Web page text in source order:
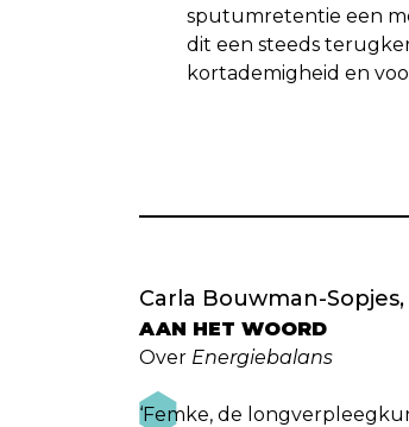
sputumretentie een
dit een steeds
kortademigheid en
Carla Bouwman-
AAN HET WOORD
Over Energiebalans
‘Femke, de